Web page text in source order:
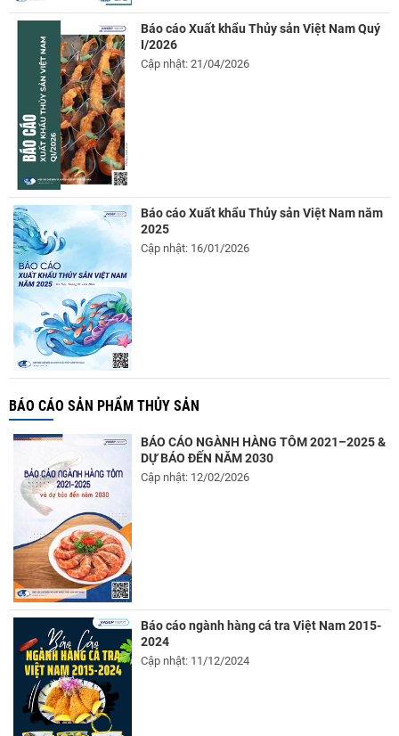
Báo cáo Xuất khẩu Thủy sản Việt Nam Quý
I/2026
Cập nhật: 21/04/2026
Báo cáo Xuất khẩu Thủy sản Việt Nam năm
2025
Cập nhật: 16/01/2026
BÁO CÁO SẢN PHẨM THỦY SẢN
BÁO CÁO NGÀNH HÀNG TÔM 2021–2025 &
DỰ BÁO ĐẾN NĂM 2030
Cập nhật: 12/02/2026
Báo cáo ngành hàng cá tra Việt Nam 2015-
2024
Cập nhật: 11/12/2024